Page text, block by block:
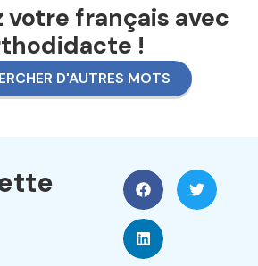
votre français avec
!
D'AUTRES MOTS